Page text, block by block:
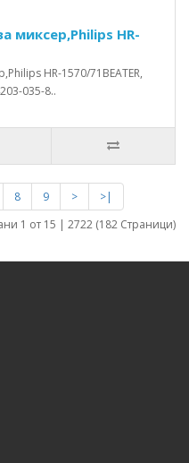
миксер,Philips HR-
HR-1570/71BEATER,
035-8..
8 9 >
>|
1 от 15 | 2722 (182 Страници)